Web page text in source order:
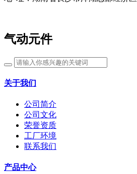
气动元件
关于我们
公司简介
公司文化
荣誉资质
工厂环境
联系我们
产品中心